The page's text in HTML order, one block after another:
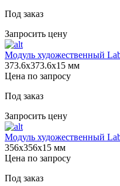
Под заказ
Запросить цену
Модуль художественный
373.6х373.6х15 мм
Цена по запросу
Под заказ
Запросить цену
Модуль художественный
356х356х15 мм
Цена по запросу
Под заказ